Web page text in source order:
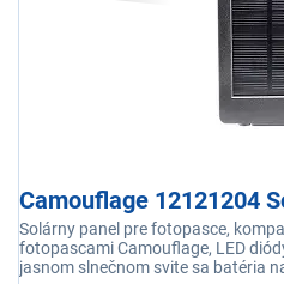
Camouflage 12121204
Solárny panel pre fotopasce,
fotopascami Camouflage, LED
jasnom slnečnom svite sa batéria